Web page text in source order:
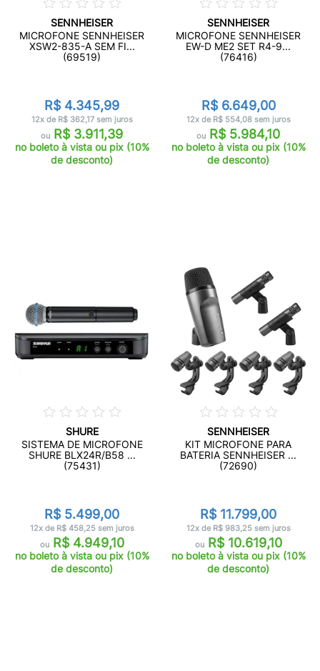
SENNHEISER
MICROFONE SENNHEISER
XSW2-835-A SEM FI...
(69519)
R$ 4.345,99
12x de R$ 362,17 sem juros
ou R$ 3.911,39
no boleto à vista ou pix (10%
de desconto)
SENNHEISER
MICROFONE SENNHEISER
EW-D ME2 SET R4-9...
(76416)
R$ 6.649,00
12x de R$ 554,08 sem juros
ou R$ 5.984,10
no boleto à vista ou pix (10%
de desconto)
SHURE
SISTEMA DE MICROFONE
SHURE BLX24R/B58 ...
(75431)
R$ 5.499,00
12x de R$ 458,25 sem juros
ouR$ 4.949,10
no boleto à vista ou pix (10%
de desconto)
SENNHEISER
KIT MICROFONE PARA
BATERIA SENNHEISER ...
(72690)
R$ 11.799,00
12x de R$ 983,25 sem juros
ouR$ 10.619,10
no boleto à vista ou pix (10%
de desconto)